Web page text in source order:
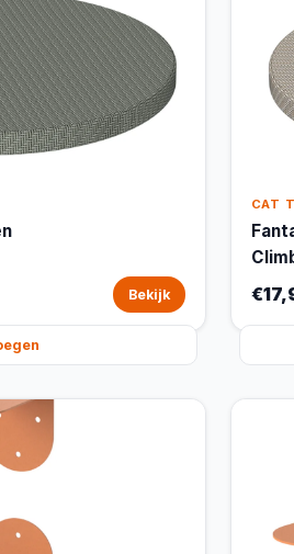
Bekijk
CAT